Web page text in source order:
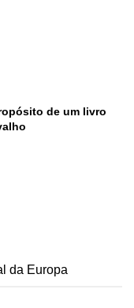
de um livro
da Europa